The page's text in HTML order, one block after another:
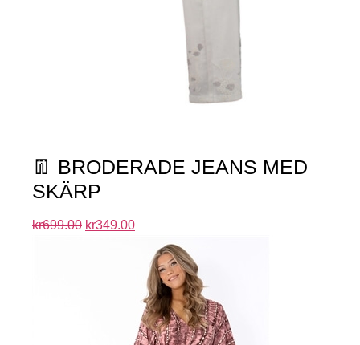
👖 BRODERADE JEANS MED
SKÄRP
kr699.00 kr349.00